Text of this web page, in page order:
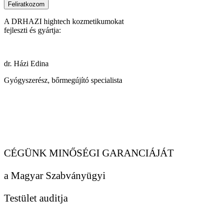
Feliratkozom
A DRHAZI hightech kozmetikumokat
fejleszti és gyártja:
dr. Házi Edina
Gyógyszerész, bőrmegújító specialista
CÉGÜNK MINŐSÉGI GARANCIÁJÁT
a Magyar Szabványügyi
Testület auditja